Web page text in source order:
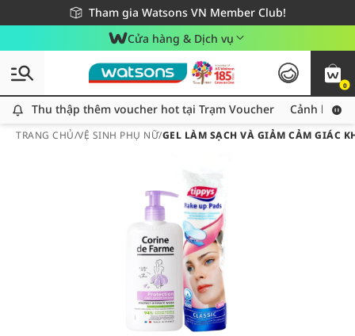
Tham gia Watsons VN Member Club!
Miễn phí giao hàng cho đơn hàng từ 249,000Đ
Giao hàng nhanh 24h - Áp dụng khu vực TP. Hồ Chí Minh
Cửa hàng & Dịch vụ
0
Thu thập thêm voucher hot tại Trạm Voucher
Thu thập thêm voucher hot tại Trạm Voucher Cảnh báo
TRANG CHỦ/VỆ SINH PHỤ NỮ/GEL LÀM SẠCH VÀ GIẢM CẢM GIÁC